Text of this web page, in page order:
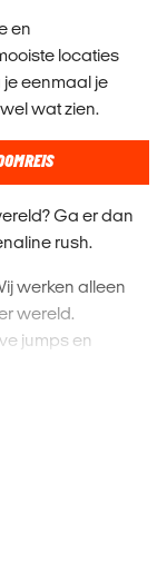
en
locaties
eenmaal je
wat zien.
Ga er dan
rush.
werken alleen
wereld.
jumps en